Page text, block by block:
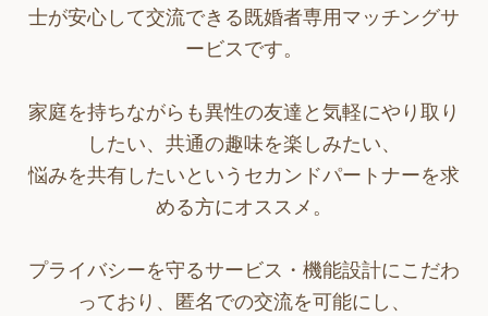
士が安心して交流できる既婚者専用マッチングサ
ービスです。
家庭を持ちながらも異性の友達と気軽にやり取り
したい、共通の趣味を楽しみたい、
悩みを共有したいというセカンドパートナーを求
める方にオススメ。
プライバシーを守るサービス・機能設計にこだわ
っており、匿名での交流を可能にし、